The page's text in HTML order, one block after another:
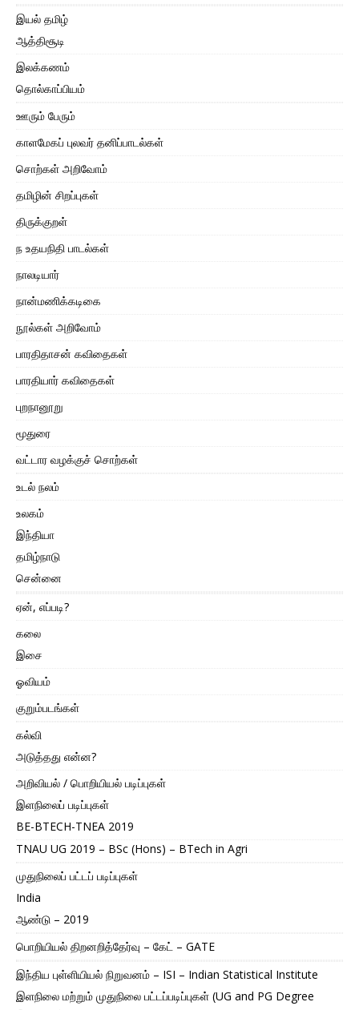
இயல் தமிழ்
ஆத்திசூடி
இலக்கணம்
தொல்காப்பியம்
ஊரும் பேரும்
காளமேகப் புலவர் தனிப்பாடல்கள்
சொற்கள் அறிவோம்
தமிழின் சிறப்புகள்
திருக்குறள்
ந உதயநிதி பாடல்கள்
நாலடியார்
நான்மணிக்கடிகை
நூல்கள் அறிவோம்
பாரதிதாசன் கவிதைகள்
பாரதியார் கவிதைகள்
புறநானூறு
மூதுரை
வட்டார வழக்குச் சொற்கள்
உடல் நலம்
உலகம்
இந்தியா
தமிழ்நாடு
சென்னை
ஏன், எப்படி?
கலை
இசை
ஓவியம்
குறும்படங்கள்
கல்வி
அடுத்தது என்ன?
அறிவியல் / பொறியியல் படிப்புகள்
இளநிலைப் படிப்புகள்
BE-BTECH-TNEA 2019
TNAU UG 2019 – BSc (Hons) – BTech in Agri
முதுநிலைப் பட்டப் படிப்புகள்
India
ஆண்டு – 2019
பொறியியல் திறனறித்தேர்வு – கேட் – GATE
இந்திய புள்ளியியல் நிறுவனம் – ISI – Indian Statistical Institute
இளநிலை மற்றும் முதுநிலை பட்டப்படிப்புகள் (UG and PG Degree